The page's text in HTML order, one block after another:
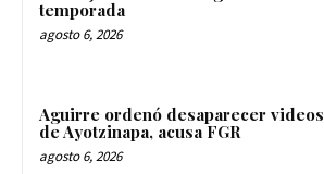
temporada
agosto 6, 2026
Aguirre ordenó desaparecer videos
de Ayotzinapa, acusa FGR
agosto 6, 2026